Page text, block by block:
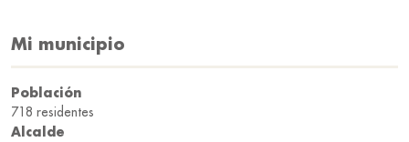
Mi municipio
Población
718 residentes
Alcalde